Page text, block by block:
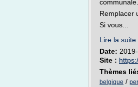
communale.
Remplacer
Si vous...
Lire la suite
Date:
Site :
Thèmes
belgique /